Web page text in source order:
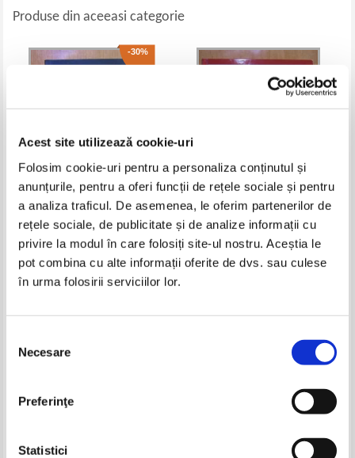
Acest site utilizează cookie-uri
Folosim cookie-uri pentru a personaliza conținutul și
anunțurile, pentru a oferi funcții de rețele sociale și pentru
a analiza traficul. De asemenea, le oferim partenerilor de
rețele sociale, de publicitate și de analize informații cu
privire la modul în care folosiți site-ul nostru. Aceștia le
pot combina cu alte informații oferite de dvs. sau culese
în urma folosirii serviciilor lor.
consimțământului
Necesare
Preferinţe
Statistici
Produse din aceeasi categorie
-30%
Jeffrey Archer - Doar timpul ne
va spune
Pret:29,00Lei 20,30 Lei
Adaugă în coș
Dan Brown - Ingeri si demoni
Pret: 50,00 Lei
Adaugă în coș
-30% -40%